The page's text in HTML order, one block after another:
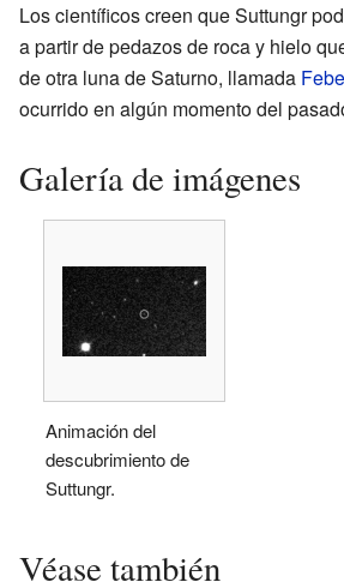
Los científicos creen que Suttungr
a partir de pedazos de roca y hielo
de otra luna de Saturno, llamada Febe
ocurrido en algún momento del
Galería de imágenes
Animación del
descubrimiento de
Suttungr.
Véase también